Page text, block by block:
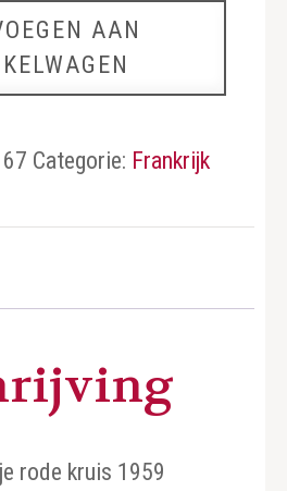
AAN
Categorie: Frankrijk
rode kruis 1959